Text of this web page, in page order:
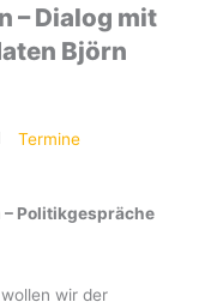
– Dialog mit
Björn
Termine
Politikgespräche
wir der